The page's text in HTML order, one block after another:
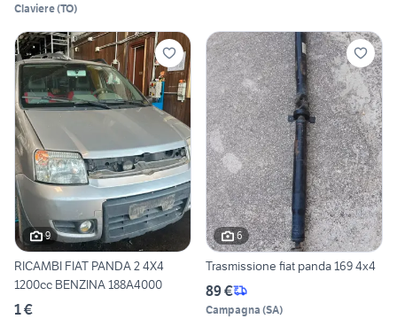
Claviere(TO)
9
RICAMBI FIAT PANDA 2 4X4
1200cc BENZINA 188A4000
1 €
6
Trasmissione fiat panda 169 4x4
89 €
Campagna (SA)